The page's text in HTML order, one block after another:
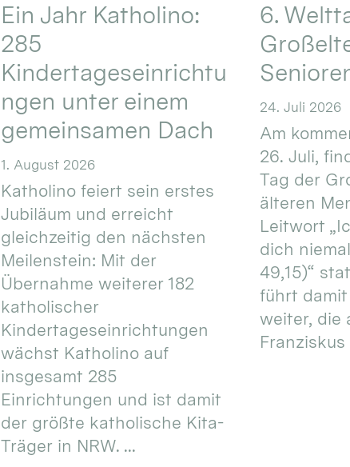
Ein Jahr Katholino:
285
Kindertageseinrichtu
ngen unter einem
gemeinsamen Dach
1. August 2026
Katholino feiert sein erstes
Jubiläum und erreicht
gleichzeitig den nächsten
Meilenstein: Mit der
Übernahme weiterer 182
katholischer
Kindertageseinrichtungen
wächst Katholino auf
insgesamt 285
Einrichtungen und ist damit
der größte katholische Kita-
Träger in NRW. ...
6.
24. Juli 2026
Am
26. Juli,
Tag der
älteren
Leitwort
dich
49,15)“
führt
weiter, die